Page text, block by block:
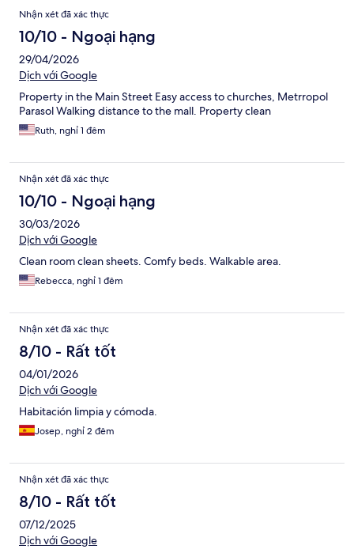
Nhận xét đã xác thực
10/10 - Ngoại hạng
29/04/2026
Dịch với Google
Property in the Main Street Easy access to churches, Metrropol
Parasol Walking distance to the mall. Property clean
Ruth, nghỉ 1 đêm
Nhận xét đã xác thực
10/10 - Ngoại hạng
30/03/2026
Dịch với Google
Clean room clean sheets. Comfy beds. Walkable area.
Rebecca, nghỉ 1 đêm
Nhận xét đã xác thực
8/10 - Rất tốt
04/01/2026
Dịch với Google
Habitación limpia y cómoda.
Josep, nghỉ 2 đêm
Nhận xét đã xác thực
8/10 - Rất tốt
07/12/2025
Dịch với Google